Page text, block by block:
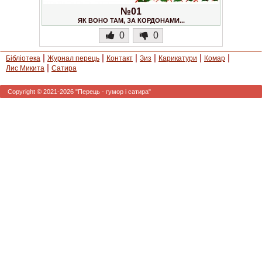
№01
ЯК ВОНО ТАМ, ЗА КОРДОНАМИ...
0 0
Бібліотека | Журнал перець | Контакт | Зиз | Карикатури | Комар |
Лис Микита | Сатира
Copyright © 2021-2026 "Перець - гумор і сатира"